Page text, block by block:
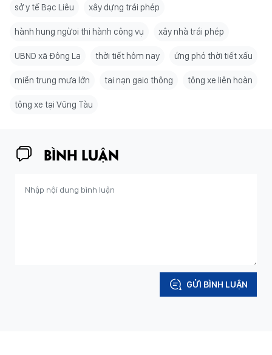
sở y tế Bạc Liêu xây dựng trái phép
hành hung ngừoi thi hành công vụ xây nhà trái phép
UBND xã Đông La thời tiết hôm nay ứng phó thời tiết xấu
miền trung mưa lớn tai nạn gaio thông tông xe liên hoàn
tông xe tại Vũng Tàu
BÌNH LUẬN
GỬI BÌNH LUẬN